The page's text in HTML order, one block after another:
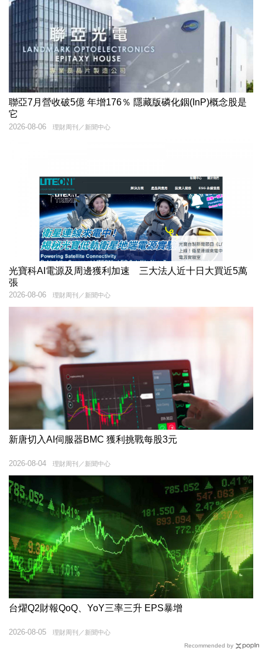
聯亞7月營收破5億 年增176％ 隱藏版磷化銦(InP)概念股是
它
理財周刊／新聞中心
2026-08-06
光寶科AI電源及周邊獲利加速 三大法人近十日大買近5萬
張
理財周刊／新聞中心
2026-08-06
新唐切入AI伺服器BMC 獲利挑戰每股3元
理財周刊／新聞中心
2026-08-04
台燿Q2財報QoQ、YoY三率三升 EPS暴增
理財周刊／新聞中心
2026-08-05
Recommended by